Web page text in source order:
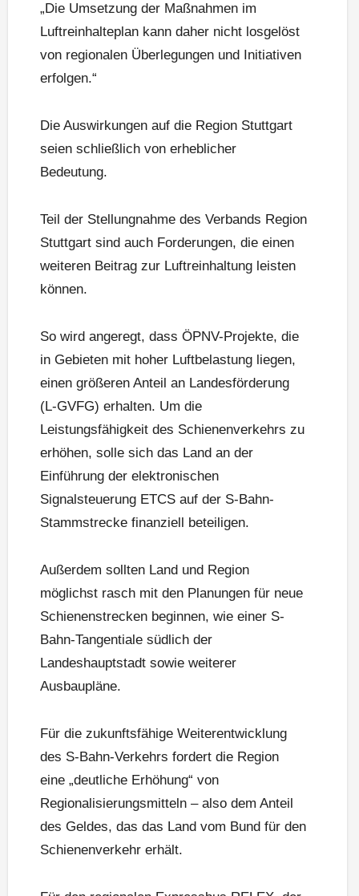
„Die Umsetzung der Maßnahmen im
Luftreinhalteplan kann daher nicht losgelöst
von regionalen Überlegungen und Initiativen
erfolgen.“
Die Auswirkungen auf die Region Stuttgart
seien schließlich von erheblicher
Bedeutung.
Teil der Stellungnahme des Verbands Region
Stuttgart sind auch Forderungen, die einen
weiteren Beitrag zur Luftreinhaltung leisten
können.
So wird angeregt, dass ÖPNV-Projekte, die
in Gebieten mit hoher Luftbelastung liegen,
einen größeren Anteil an Landesförderung
(L-GVFG) erhalten. Um die
Leistungsfähigkeit des Schienenverkehrs zu
erhöhen, solle sich das Land an der
Einführung der elektronischen
Signalsteuerung ETCS auf der S-Bahn-
Stammstrecke finanziell beteiligen.
Außerdem sollten Land und Region
möglichst rasch mit den Planungen für neue
Schienenstrecken beginnen, wie einer S-
Bahn-Tangentiale südlich der
Landeshauptstadt sowie weiterer
Ausbaupläne.
Für die zukunftsfähige Weiterentwicklung
des S-Bahn-Verkehrs fordert die Region
eine „deutliche Erhöhung“ von
Regionalisierungsmitteln – also dem Anteil
des Geldes, das das Land vom Bund für den
Schienenverkehr erhält.